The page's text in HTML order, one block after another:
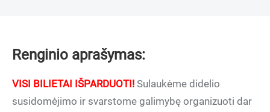
Renginio aprašymas:
VISI BILIETAI IŠPARDUOTI! Sulaukėme didelio
susidomėjimo ir svarstome galimybę organizuoti dar